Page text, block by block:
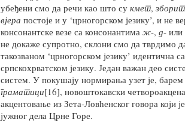
убеђени смо да речи као што су кмет,
вјера постоје и у ‘црногорском језику’, и не
консонантске везе са консонантима ж-, д- или
не докаже супротно, склони смо да тврдимо
такозваном ‘црногорском језику’ идентична
српскохрватском језику. Један важан део
систем. У покушају нормирања узет је,
граматици[16], новоштокавски
акцентовање из Зета-Ловћенског говора који
јужног дела Црне Горе.